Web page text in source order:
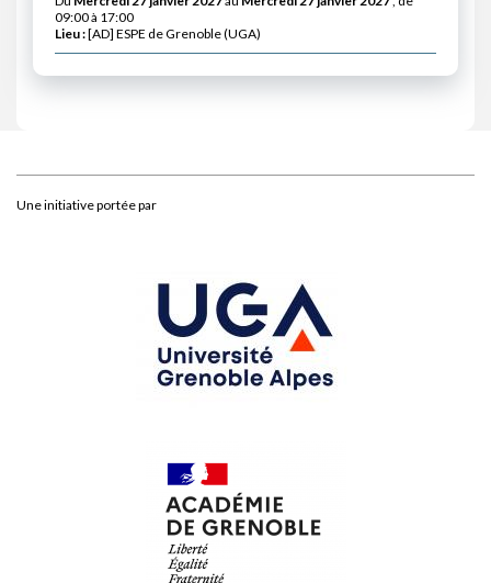
09:00 à 17:00
Lieu :[AD] ESPE de Grenoble (UGA)
Une initiative portée par